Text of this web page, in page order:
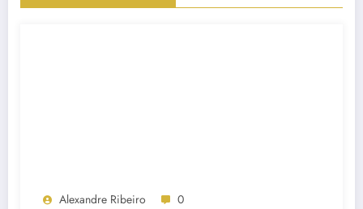
Alexandre Ribeiro 0